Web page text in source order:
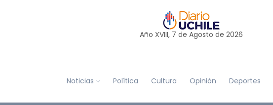
Año XVIII, 7 de Agosto de 2026
Noticias Política Cultura Opinión Deportes